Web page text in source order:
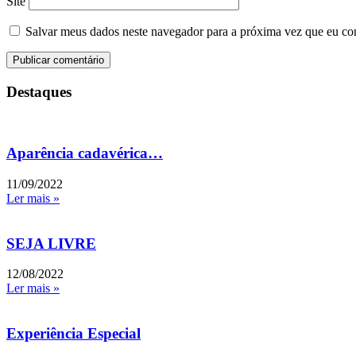
Salvar meus dados neste navegador para a próxima vez que eu
Destaques
Aparência cadavérica…
11/09/2022
Ler mais »
SEJA LIVRE
12/08/2022
Ler mais »
Experiência Especial